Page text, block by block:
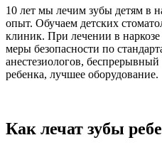
10 лет мы лечим зубы детям в
опыт. Обучаем детских
клиник. При лечении в
меры безопасности по
анестезиологов,
ребенка, лучшее оборудование.
Как лечат зубы